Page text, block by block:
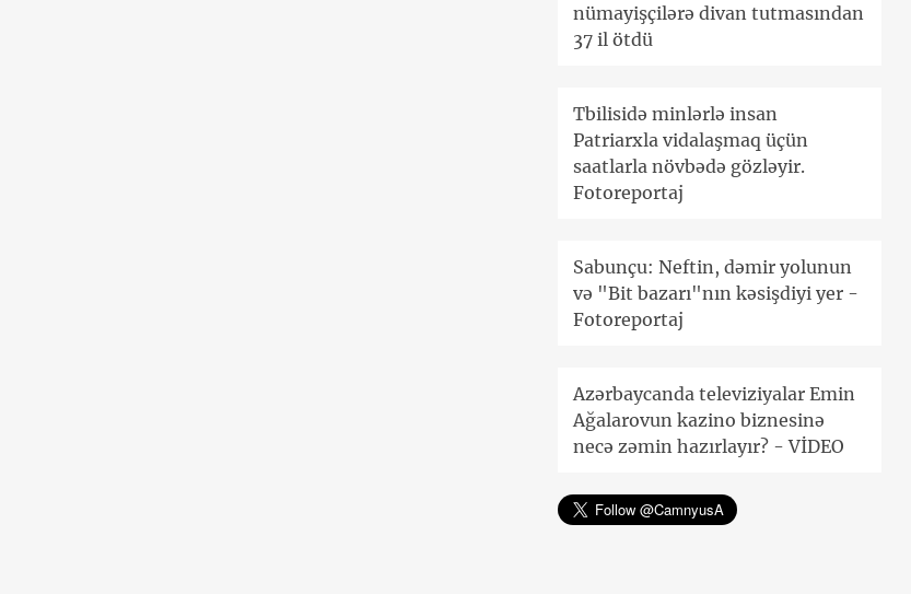
nümayişçilərə divan tutmasından
37 il ötdü
Tbilisidə minlərlə insan
Patriarxla vidalaşmaq üçün
saatlarla növbədə gözləyir.
Fotoreportaj
Sabunçu: Neftin, dəmir yolunun
və "Bit bazarı"nın kəsişdiyi yer -
Fotoreportaj
Azərbaycanda televiziyalar Emin
Ağalarovun kazino biznesinə
necə zəmin hazırlayır? - VİDEO